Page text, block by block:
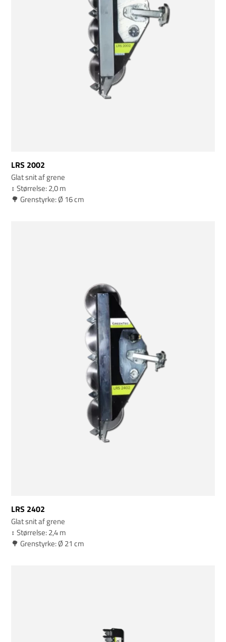
LRS 2002
Glat snit af grene
↕️ Størrelse: 2,0 m
🌳 Grenstyrke: Ø 16 cm
LRS 2402
Glat snit af grene
↕️ Størrelse: 2,4 m
🌳 Grenstyrke: Ø 21 cm